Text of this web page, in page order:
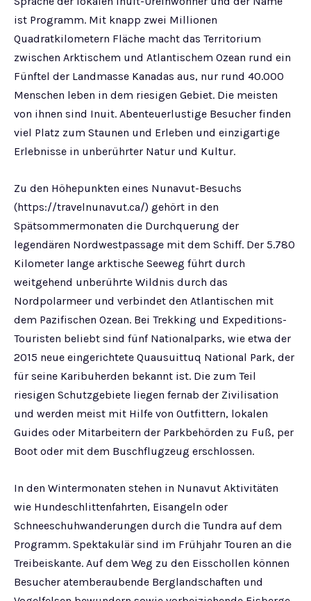
ist Programm. Mit knapp zwei Millionen
Quadratkilometern Fläche macht das Territorium
zwischen Arktischem und Atlantischem Ozean rund ein
Fünftel der Landmasse Kanadas aus, nur rund 40.000
Menschen leben in dem riesigen Gebiet. Die meisten
von ihnen sind Inuit. Abenteuerlustige Besucher finden
viel Platz zum Staunen und Erleben und einzigartige
Erlebnisse in unberührter Natur und Kultur.
Zu den Höhepunkten eines Nunavut-Besuchs
(https://travelnunavut.ca/) gehört in den
Spätsommermonaten die Durchquerung der
legendären Nordwestpassage mit dem Schiff. Der 5.780
Kilometer lange arktische Seeweg führt durch
weitgehend unberührte Wildnis durch das
Nordpolarmeer und verbindet den Atlantischen mit
dem Pazifischen Ozean. Bei Trekking und Expeditions-
Touristen beliebt sind fünf Nationalparks, wie etwa der
2015 neue eingerichtete Quausuittuq National Park, der
für seine Karibuherden bekannt ist. Die zum Teil
riesigen Schutzgebiete liegen fernab der Zivilisation
und werden meist mit Hilfe von Outfittern, lokalen
Guides oder Mitarbeitern der Parkbehörden zu Fuß, per
Boot oder mit dem Buschflugzeug erschlossen.
In den Wintermonaten stehen in Nunavut Aktivitäten
wie Hundeschlittenfahrten, Eisangeln oder
Schneeschuhwanderungen durch die Tundra auf dem
Programm. Spektakulär sind im Frühjahr Touren an die
Treibeiskante. Auf dem Weg zu den Eisschollen können
Besucher atemberaubende Berglandschaften und